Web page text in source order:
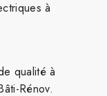
à
qualité à
Rénov.